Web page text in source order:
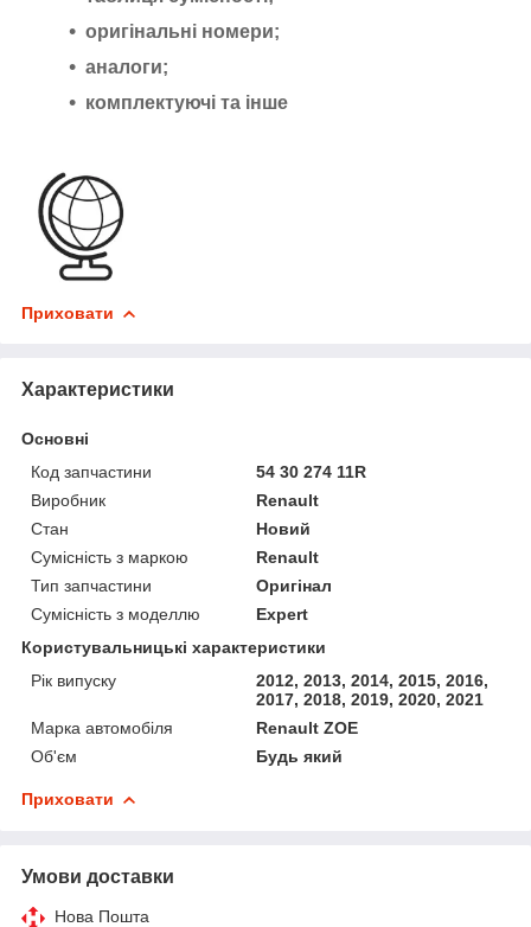
оригінальні номери;
аналоги;
комплектуючі та інше
Приховати
Характеристики
Основні
Код запчастини
54 30 274 11R
Виробник
Renault
Стан
Новий
Сумісність з маркою
Renault
Тип запчастини
Оригінал
Сумісність з моделлю
Expert
Користувальницькі характеристики
Рік випуску
2012, 2013, 2014, 2015, 2016,
2017, 2018, 2019, 2020, 2021
Марка автомобіля
Renault ZOE
Об'єм
Будь який
Приховати
Умови доставки
Нова Пошта